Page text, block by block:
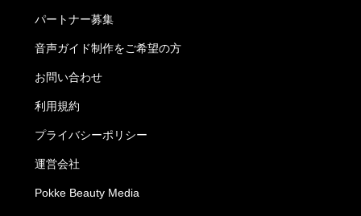
パートナー募集
音声ガイド制作をご希望の方
お問い合わせ
利用規約
プライバシーポリシー
運営会社
Pokke Beauty Media